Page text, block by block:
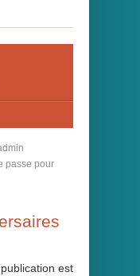
passe pour
est